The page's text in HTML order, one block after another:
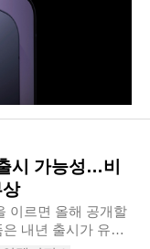
시 가능성…비
이르면 올해 공개할
내년 출시가 유력